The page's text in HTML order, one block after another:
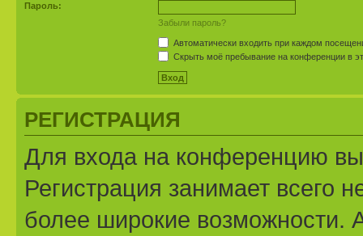
Пароль:
Забыли пароль?
Автоматически входить при каждом
Скрыть моё пребывание на конференции в
РЕГИСТРАЦИЯ
Для входа на конференцию
Регистрация занимает всего
более широкие возможности.